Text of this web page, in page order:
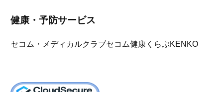
健康・予防サービス
セコム・メディカルクラブセコム健康くらぶKENKO